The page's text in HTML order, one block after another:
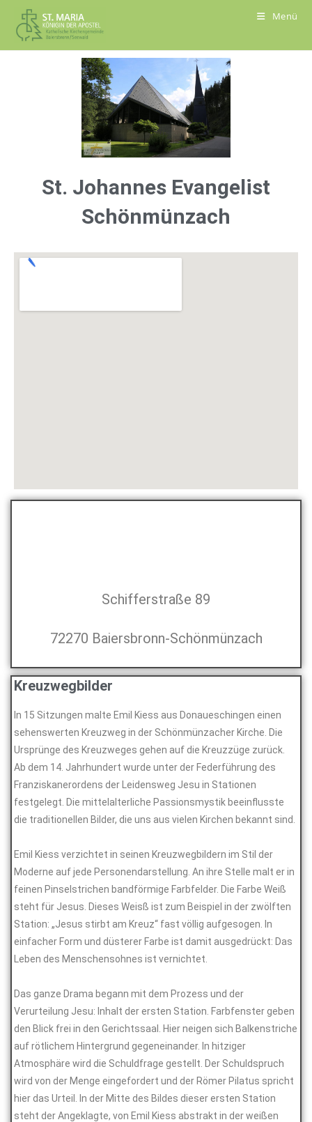
Menü
St. Johannes Evangelist
Schönmünzach
Schifferstraße 89
72270 Baiersbronn-Schönmünzach
Kreuzwegbilder
In 15 Sitzungen malte Emil Kiess aus Donaueschingen einen
sehenswerten Kreuzweg in der Schönmünzacher Kirche. Die
Ursprünge des Kreuzweges gehen auf die Kreuzzüge zurück.
Ab dem 14. Jahrhundert wurde unter der Federführung des
Franziskanerordens der Leidensweg Jesu in Stationen
festgelegt. Die mittelalterliche Passionsmystik beeinflusste
die traditionellen Bilder, die uns aus vielen Kirchen bekannt sind.
Emil Kiess verzichtet in seinen Kreuzwegbildern im Stil der
Moderne auf jede Personendarstellung. An ihre Stelle malt er in
feinen Pinselstrichen bandförmige Farbfelder. Die Farbe Weiß
steht für Jesus. Dieses Weisß ist zum Beispiel in der zwölften
Station: „Jesus stirbt am Kreuz“ fast völlig aufgesogen. In
einfacher Form und düsterer Farbe ist damit ausgedrückt: Das
Leben des Menschensohnes ist vernichtet.
Das ganze Drama begann mit dem Prozess und der
Verurteilung Jesu: Inhalt der ersten Station. Farbfenster geben
den Blick frei in den Gerichtssaal. Hier neigen sich Balkenstriche
auf rötlichem Hintergrund gegeneinander. In hitziger
Atmosphäre wird die Schuldfrage gestellt. Der Schuldspruch
wird von der Menge eingefordert und der Römer Pilatus spricht
hier das Urteil. In der Mitte des Bildes dieser ersten Station
steht der Angeklagte, von Emil Kiess abstrakt in der weißen